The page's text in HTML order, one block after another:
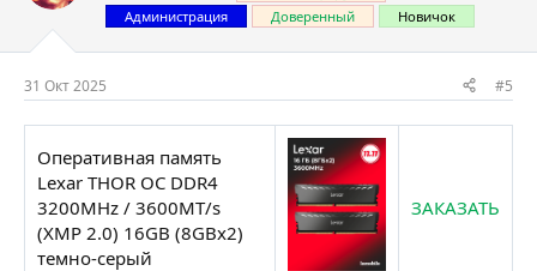
Администрация
Доверенный Новичок
31 Окт 2025 #5
Оперативная память
Lexar THOR OC DDR4
3200MHz / 3600MT/s
(XMP 2.0) 16GB (8GBx2)
темно-серый
ЗАКАЗАТЬ